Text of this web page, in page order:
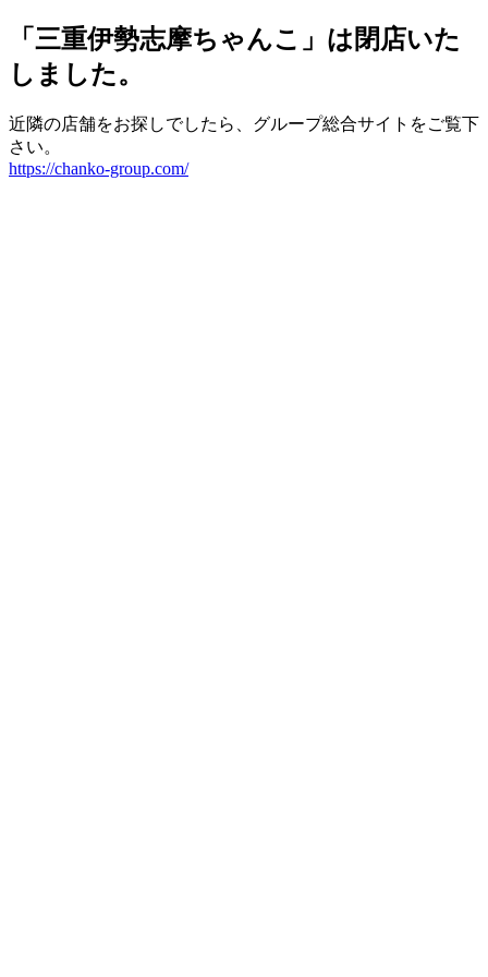
「三重伊勢志摩ちゃんこ」は閉店いた
しました。
近隣の店舗をお探しでしたら、グループ総合サイトをご覧下
さい。
https://chanko-group.com/